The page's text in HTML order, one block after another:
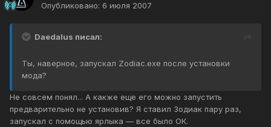
Опубликовано: 6 июля 2007
Daedalus писал:
Ты, наверное, запускал Zodiac.exe после установки
мода?
Не совсем понял... А какже еще его можно запустить
предварительно не установив? Я ставил Зодиак пару раз,
запускал с помощью ярлыка — все было ОК.